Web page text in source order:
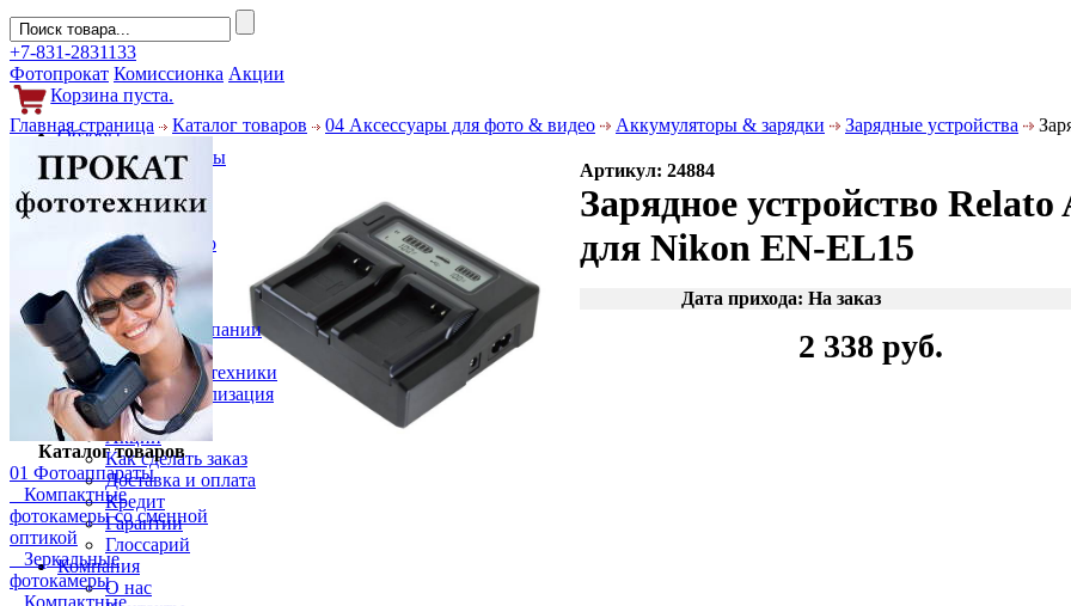
+7-831-2831133
Фотопрокат Комиссионка Акции
Корзина пуста.
Обзоры
Фотоаппараты
Объективы
Фильтры
Фото и видео
Гаджеты
Аксессуары
Слухи
Новости компании
Услуги
Прокат фототехники
Выкуп и реализация
Покупателям
Акции
Как сделать заказ
Доставка и оплата
Кредит
Гарантии
Глоссарий
Компания
О нас
Главная страница Каталог товаров 04 Аксессуары для фото & видео Аккумуляторы & зарядки Зарядные устройства
Каталог товаров
01 Фотоаппараты
Компактные
фотокамеры со сменной
оптикой
Зеркальные
фотокамеры
Компактные
Артикул: 24884
Зарядное устройство
для Nikon EN-EL15
Дата прихода: На заказ
2 338 руб.